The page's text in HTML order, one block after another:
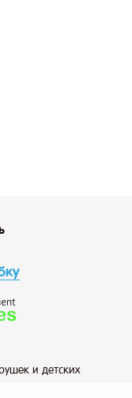
и детских